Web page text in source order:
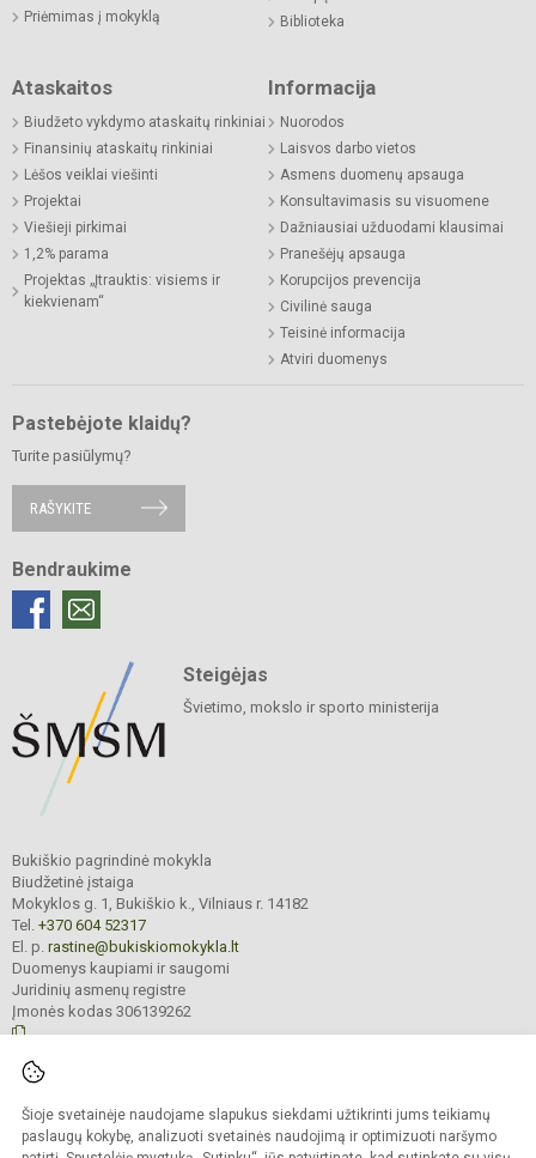
Šioje svetainėje naudojame slapukus siekdami užtikrinti jums teikiamų
paslaugų kokybę, analizuoti svetainės naudojimą ir optimizuoti naršymo
Priėmimas į mokyklą
Biblioteka
Ataskaitos
Biudžeto vykdymo ataskaitų rinkiniai
Finansinių ataskaitų rinkiniai
Lėšos veiklai viešinti
Projektai
Viešieji pirkimai
1,2% parama
Projektas „Įtrauktis: visiems ir
kiekvienam“
Informacija
Nuorodos
Laisvos darbo vietos
Asmens duomenų apsauga
Konsultavimasis su visuomene
Dažniausiai užduodami klausimai
Pranešėjų apsauga
Korupcijos prevencija
Civilinė sauga
Teisinė informacija
Atviri duomenys
Pastebėjote klaidų?
Turite pasiūlymų?
RAŠYKITE
Bendraukime
Steigėjas
Švietimo, mokslo ir sporto ministerija
Bukiškio pagrindinė mokykla
Biudžetinė įstaiga
Mokyklos g. 1, Bukiškio k., Vilniaus r. 14182
Tel. +370 604 52317
El. p. rastine@bukiskiomokykla.lt
Duomenys kaupiami ir saugomi
Juridinių asmenų registre
Įmonės kodas 306139262
Kopijuoti turinį be raštiško Bukiškio pagrindinės mokyklos administracijos
sutikimo griežtai draudžiama.